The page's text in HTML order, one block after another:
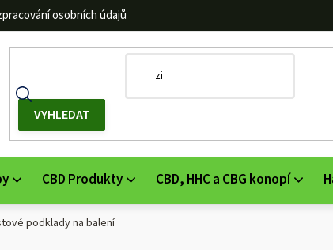
osobních údajů
CBD Produkty CBD, HHC a CBG konopí
podklady na balení